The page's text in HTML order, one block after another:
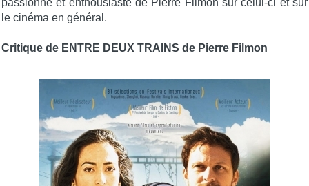
le cinéma en général.
Critique de ENTRE DEUX TRAINS de Pierre Filmon